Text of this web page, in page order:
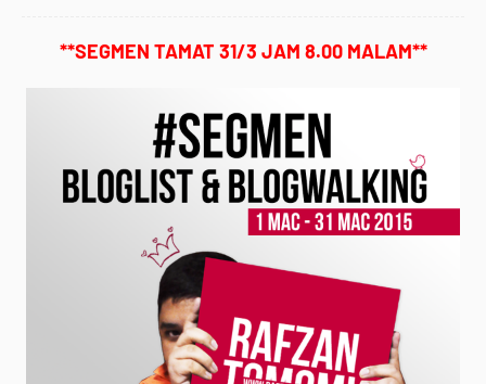
**SEGMEN TAMAT 31/3 JAM 8.00 MALAM**